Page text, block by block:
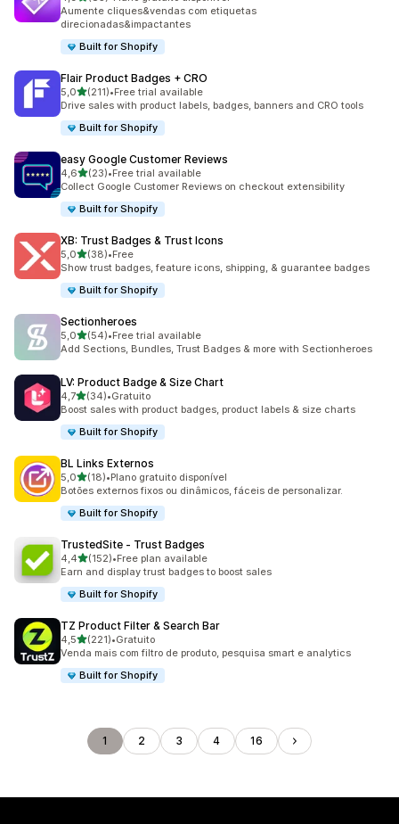
85 total de avaliações
Aumente cliques&vendas com etiquetas
direcionadas&impactantes
Built for Shopify
Flair Product Badges + CRO
5,0de 5 estrelas
(211)
211 total de avaliações
•Free trial available
Drive sales with product labels, badges, banners and CRO tools
Built for Shopify
easy Google Customer Reviews
4,6de 5 estrelas
(23)
23 total de avaliações
•Free trial available
Collect Google Customer Reviews on checkout extensibility
Built for Shopify
XB: Trust Badges & Trust Icons
5,0de 5 estrelas
(38)
38 total de avaliações
•Free
Show trust badges, feature icons, shipping, & guarantee badges
Built for Shopify
Sectionheroes
5,0de 5 estrelas
(54)
54 total de avaliações
•Free trial available
Add Sections, Bundles, Trust Badges & more with Sectionheroes
LV: Product Badge & Size Chart
4,7de 5 estrelas
(34)
34 total de avaliações
•Gratuito
Boost sales with product badges, product labels & size charts
Built for Shopify
BL Links Externos
5,0de 5 estrelas
(18)
18 total de avaliações
•Plano gratuito disponível
Botões externos fixos ou dinâmicos, fáceis de personalizar.
Built for Shopify
TrustedSite ‑ Trust Badges
4,4de 5 estrelas
(152)
152 total de avaliações
•Free plan available
Earn and display trust badges to boost sales
Built for Shopify
TZ Product Filter & Search Bar
4,5de 5 estrelas
(221)
221 total de avaliações
•Gratuito
Venda mais com filtro de produto, pesquisa smart e analytics
Built for Shopify
1 2 3 4 16